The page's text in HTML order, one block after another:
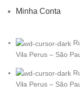
Minha Conta
Vila Perus – São
Vila Perus – São